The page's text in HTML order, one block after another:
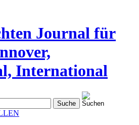
Journal für
International